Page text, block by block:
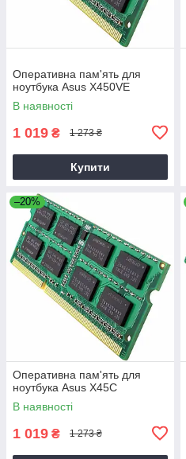
Оперативна пам'ять для
ноутбука Asus X450VE
В наявності
1 019 ₴ 1 273 ₴
Купити
–20%
Оперативна пам'ять для
ноутбука Asus X45C
В наявності
1 019 ₴ 1 273 ₴